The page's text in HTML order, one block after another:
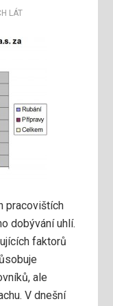
LÁT
pracovištích
dobývání uhlí.
faktorů
ale
V dnešní